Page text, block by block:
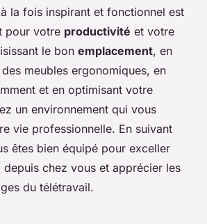
la fois inspirant et fonctionnel est
pour votre productivité et votre
le bon emplacement, en
meubles ergonomiques, en
et en optimisant votre
un environnement qui vous
vie professionnelle. En suivant
êtes bien équipé pour exceller
chez vous et apprécier les
du télétravail.